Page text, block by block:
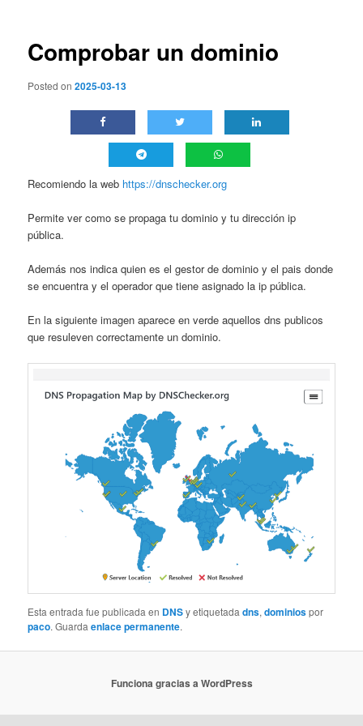
Comprobar un dominio
Posted on2025-03-13
Recomiendo la web https://dnschecker.org
Permite ver como se propaga tu dominio y tu dirección ip
pública.
Además nos indica quien es el gestor de dominio y el pais donde
se encuentra y el operador que tiene asignado la ip pública.
En la siguiente imagen aparece en verde aquellos dns publicos
que resuleven correctamente un dominio.
Esta entrada fue publicada en DNSy etiquetadadns,dominiospor
paco. Guardaenlace permanente.
Funciona gracias a WordPress